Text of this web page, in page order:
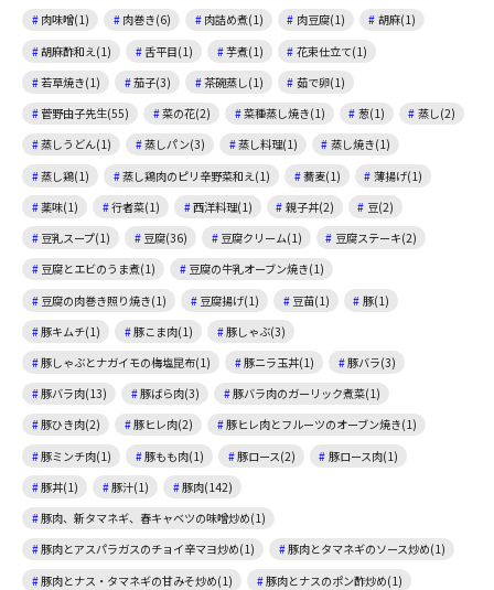
肉味噌(1)
肉巻き(6) 肉詰め煮(1) 肉豆腐(1)
胡麻(1)
胡麻酢和え(1)
舌平目(1) 芋煮(1)
花束仕立て(1)
若草焼き(1)
茄子(3) 茶碗蒸し(1)
茹で卵(1)
菅野由子先生(55)
菜の花(2) 菜種蒸し焼き(1) 葱(1)
蒸し(2)
蒸しうどん(1)
蒸しパン(3) 蒸し料理(1)
蒸し焼き(1)
蒸し鶏(1)
蒸し鶏肉のピリ辛野菜和え(1) 蕎麦(1)
薄揚げ(1)
薬味(1)
行者菜(1) 西洋料理(1) 親子丼(2)
豆(2)
豆乳スープ(1)
豆腐(36) 豆腐クリーム(1)
豆腐ステーキ(2)
豆腐とエビのうま煮(1)
豆腐の牛乳オーブン焼き(1)
豆腐の肉巻き照り焼き(1)
豆腐揚げ(1) 豆苗(1)
豚(1)
豚キムチ(1)
豚こま肉(1)
豚しゃぶ(3)
豚しゃぶとナガイモの梅塩昆布(1)
豚ニラ玉丼(1)
豚バラ(3)
豚バラ肉(13)
豚ばら肉(3)
豚バラ肉のガーリック煮菜(1)
豚ひき肉(2)
豚ヒレ肉(2)
豚ヒレ肉とフルーツのオーブン焼き(1)
豚ミンチ肉(1)
豚もも肉(1) 豚ロース(2)
豚ロース肉(1)
豚丼(1)
豚汁(1)
豚肉(142)
豚肉、新タマネギ、春キャベツの味噌炒め(1)
豚肉とアスパラガスのチョイ辛マヨ炒め(1)
豚肉とタマネギのソース炒め(1)
豚肉とナス・タマネギの甘みそ炒め(1)
豚肉とナスのポン酢炒め(1)